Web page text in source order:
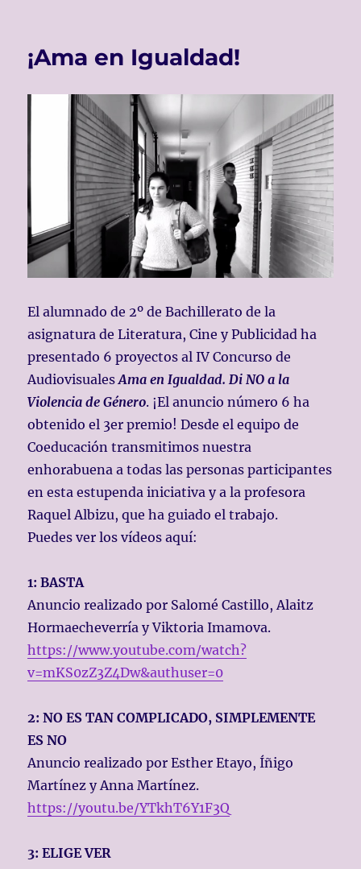
¡Ama en Igualdad!
El alumnado de 2º de Bachillerato de la
asignatura deLiteratura, Cine y Publicidad ha
presentado 6 proyectos al IV Concurso de
AudiovisualesAma en Igualdad. Di NO a la
Violencia de Género. ¡El anuncio número 6 ha
obtenido el 3er premio! Desde el equipo de
Coeducación transmitimos nuestra
enhorabuena a todas las personas participantes
en esta estupenda iniciativa y a la profesora
Raquel Albizu, que ha guiado el trabajo.
Puedes ver los vídeos aquí:
1: BASTA
Anuncio realizado por Salomé Castillo, Alaitz
Hormaecheverría y Viktoria Imamova.
https://www.youtube.com/watch?
v=mKS0zZ3Z4Dw&authuser=0
2: NO ES TAN COMPLICADO, SIMPLEMENTE
ES NO
Anuncio realizado por Esther Etayo, Íñigo
Martínez y Anna Martínez.
https://youtu.be/YTkhT6Y1F3Q
3: ELIGE VER